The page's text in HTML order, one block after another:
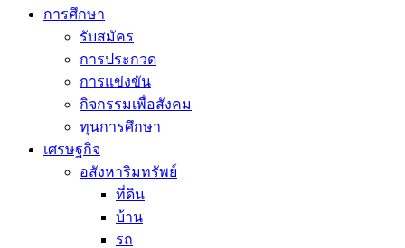
การศึกษา
รับสมัคร
การประกวด
การแข่งขัน
กิจกรรมเพื่อสังคม
ทุนการศึกษา
เศรษฐกิจ
อสังหาริมทรัพย์
ที่ดิน
บ้าน
รถ